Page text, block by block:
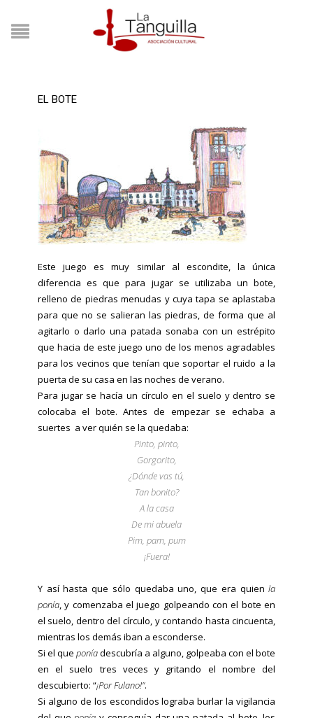
EL BOTE
Este juego es muy similar al escondite, la única
diferencia es que para jugar se utilizaba un bote,
relleno de piedras menudas y cuya tapa se aplastaba
para que no se salieran las piedras, de forma que al
agitarlo o darlo una patada sonaba con un estrépito
que hacia de este juego uno de los menos agradables
para los vecinos que tenían que soportar el ruido a la
puerta de su casa en las noches de verano.
Para jugar se hacía un círculo en el suelo y dentro se
colocaba el bote. Antes de empezar se echaba a
suertes a ver quién se la quedaba:
Pinto, pinto,
Gorgorito,
¿Dónde vas tú,
Tan bonito?
A la casa
De mi abuela
Pim, pam, pum
¡Fuera!
Y así hasta que sólo quedaba uno, que era quienla
ponía, y comenzaba el juego golpeando con el bote en
el suelo, dentro del círculo, y contando hasta cincuenta,
mientras los demás iban a esconderse.
Si el que poníadescubría a alguno, golpeaba con el bote
en el suelo tres veces y gritando el nombre del
descubierto: “¡Por Fulano!”.
Si alguno de los escondidos lograba burlar la vigilancia